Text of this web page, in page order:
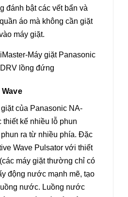
đánh bật các vết bẩn và
áo mà không cần giặt
máy giặt.
của Panasonic NA-
kế nhiều lỗ phun
ra từ nhiều phía. Đặc
Wave Pulsator với thiết
máy giặt thường chỉ có
động nước mạnh mẽ, tạo
nước. Luồng nước